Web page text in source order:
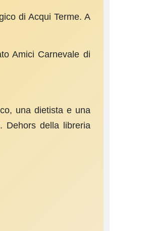
di Acqui Terme. A
Amici Carnevale di
una dietista e una
Dehors della libreria